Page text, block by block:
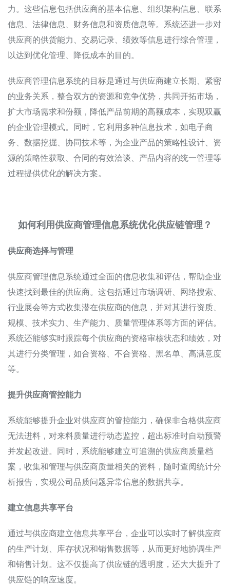
力。这些信息包括供应商的基本信息、组织架构信息、联系
信息、法律信息、财务信息和资质信息等。系统还进一步对
供应商的供货能力、交易记录、绩效等信息进行综合管理，
以达到优化管理、降低成本的目的。
供应商管理信息系统的目标是通过与供应商建立长期、紧密
的业务关系，整合双方的资源和竞争优势，共同开拓市场，
扩大市场需求和份额，降低产品前期的高额成本，实现双赢
的企业管理模式。同时，它利用多种信息技术，如电子商
务、数据挖掘、协同技术等，为企业产品的策略性设计、资
源的策略性获取、合同的有效洽谈、产品内容的统一管理等
过程提供优化的解决方案。
如何利用供应商管理信息系统优化供应链管理？
供应商选择与管理
供应商管理信息系统通过全面的信息收集和评估，帮助企业
快速找到最佳的供应商。这包括通过市场调研、网络搜索、
行业展会等方式收集潜在供应商的信息，并对其进行资质、
规模、技术实力、生产能力、质量管理体系等方面的评估。
系统还能够实时跟踪每个供应商的资格审核状态和绩效，对
其进行分类管理，如合资格、不合资格、黑名单、高满意度
等。
提升供应商管控能力
系统能够提升企业对供应商的管控能力，确保非合格供应商
无法进料，对来料质量进行动态监控，超出标准时自动预警
并发起改进。同时，系统能够建立可追溯的供应商质量档
案，收集和管理与供应商质量相关的资料，随时查阅统计分
析报告，实现公司品质问题异常信息的数据共享。
建立信息共享平台
通过与供应商建立信息共享平台，企业可以实时了解供应商
的生产计划、库存状况和销售数据等，从而更好地协调生产
和销售计划。这不仅提高了供应链的透明度，还大大提升了
供应链的响应速度。